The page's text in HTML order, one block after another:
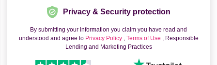
Privacy & Security protection
By submitting your information you claim you have read and
understood and agree to Privacy Policy , Terms of Use , Responsible
Lending and Marketing Practices